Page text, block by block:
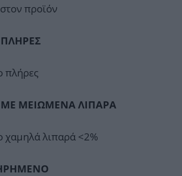
προϊόν
πλήρες
ΜΕΙΩΜΕΝΑ ΛΙΠΑΡΑ
χαμηλά λιπαρά <2%